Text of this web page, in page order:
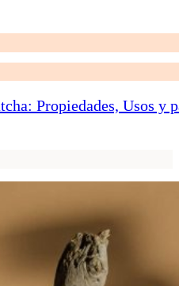
Propiedades, Usos y